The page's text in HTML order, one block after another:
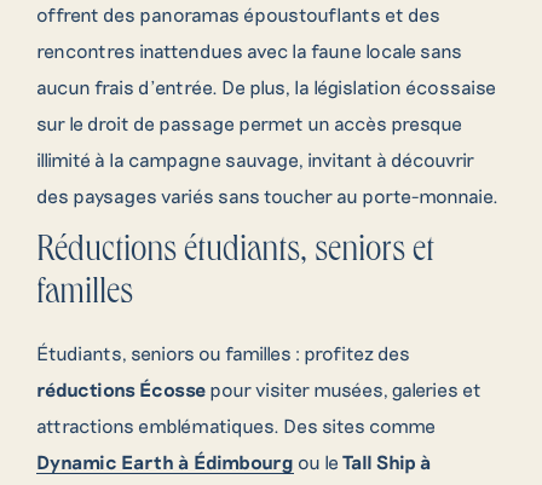
offrent des panoramas époustouflants et des
rencontres inattendues avec la faune locale sans
aucun frais d’entrée. De plus, la législation écossaise
sur le droit de passage permet un accès presque
illimité à la campagne sauvage, invitant à découvrir
des paysages variés sans toucher au porte-monnaie.
Réductions étudiants, seniors et
familles
Étudiants, seniors ou familles : profitez des
réductions Écosse pour visiter musées, galeries et
attractions emblématiques. Des sites comme
Dynamic Earth à Édimbourg ou le Tall Ship à